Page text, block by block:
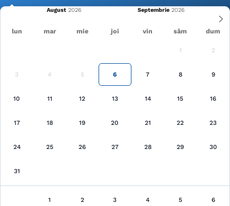
Cele mai recente
Căutare
Cazări
au fost găsite 90 unităţi de cazare
August Septembrie
lun mar mie joi vin sâm dum
1 2
3 4 5 6 7 8 9
10 11 12 13 14 15 16
17 18 19 20 21 22 23
24 25 26 27 28 29 30
31
1 2 3 4 5 6